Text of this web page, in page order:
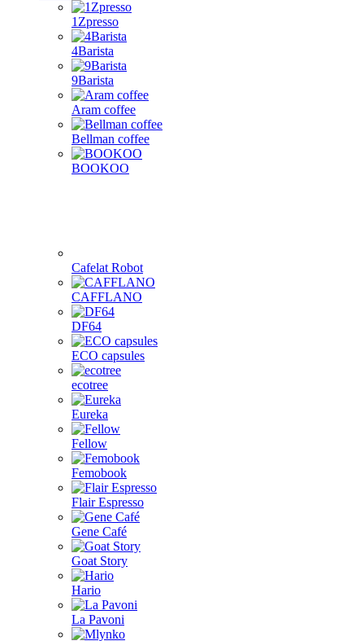
1Zpresso
4Barista
9Barista
Aram coffee
Bellman coffee
BOOKOO
Cafelat Robot
CAFFLANO
DF64
ECO capsules
ecotree
Eureka
Fellow
Femobook
Flair Espresso
Gene Café
Goat Story
Hario
La Pavoni